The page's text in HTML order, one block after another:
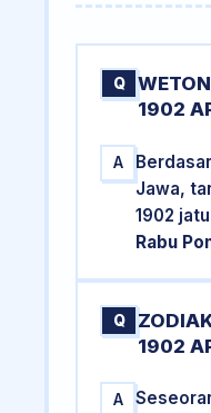
Q
1902
A
Jawa,
1902
Rabu
Q
1902
A